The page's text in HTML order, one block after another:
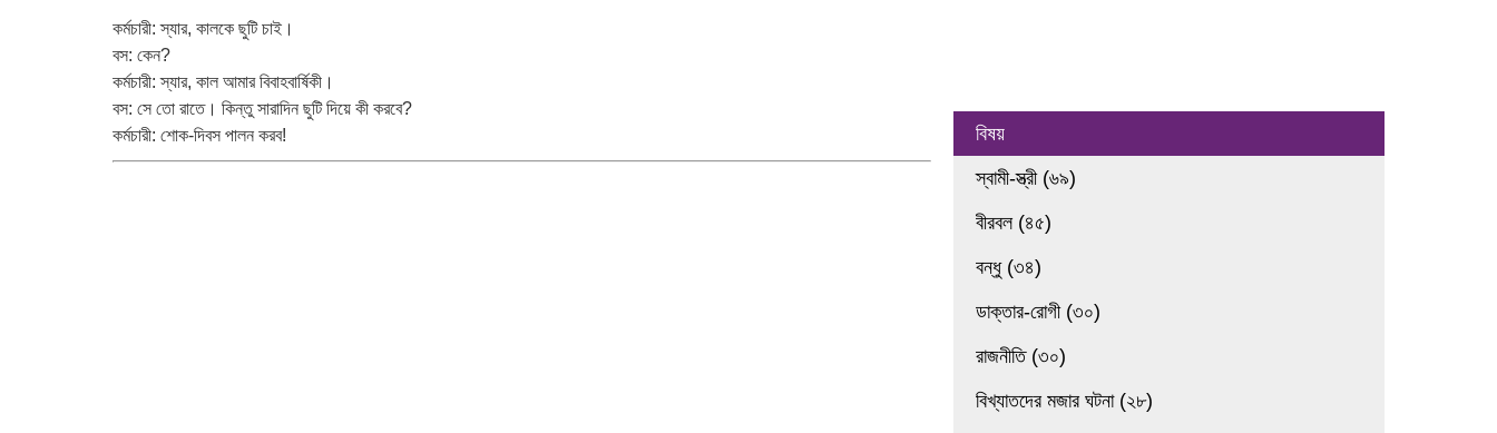
কর্মচারী: স্যার, কালকে ছুটি চাই।
বস: কেন?
কর্মচারী: স্যার, কাল আমার বিবাহবার্ষিকী।
বস: সে তো রাতে। কিন্তু সারাদিন ছুটি দিয়ে কী করবে?
কর্মচারী: শোক-দিবস পালন করব!
বিষয়
স্বামী-স্ত্রী (৬৯)
বীরবল (৪৫)
বন্ধু (৩৪)
ডাক্তার-রোগী (৩০)
রাজনীতি (৩০)
বিখ্যাতদের মজার ঘটনা (২৮)